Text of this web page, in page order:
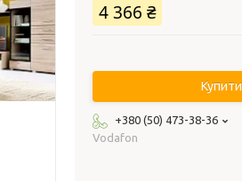
4 366 ₴
Купити
+380 (50) 473-38-36
Vodafon